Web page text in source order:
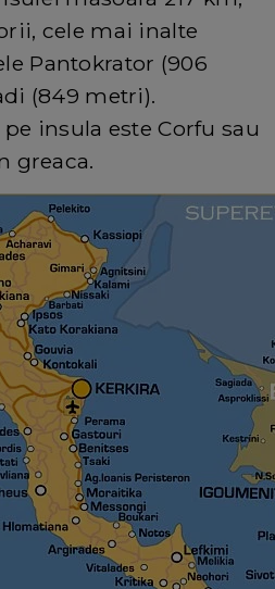
cele mai inalte
Pantokrator (906
(849 metri).
insula este Corfu sau
greaca.